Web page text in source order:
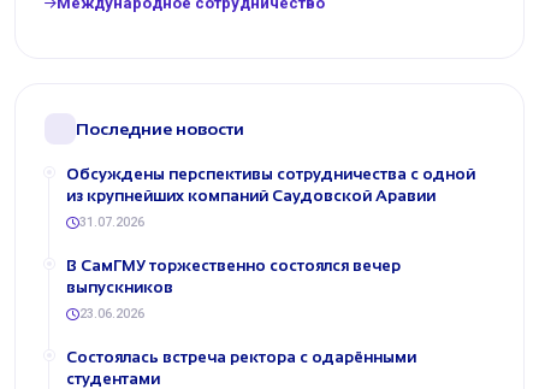
Последние новости
Обсуждены перспективы сотрудничества с одной
из крупнейших компаний Саудовской Аравии
31.07.2026
В СамГМУ торжественно состоялся вечер
выпускников
23.06.2026
Состоялась встреча ректора с одарёнными
студентами